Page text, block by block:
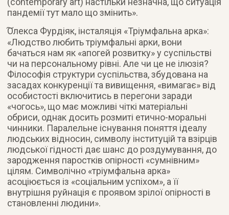
пандемії тут мало що змінить».
͠Олекса Фурдіяк, інсталяція «Тріумфальна арка»:
«Людство любить тріумфальні арки, вони
бачаться нам як «апогей розвитку» у суспільстві
чи на персональному рівні. Але чи це не ілюзія?
Філософія структури суспільства, збудована на
засадах конкуренції та вивищення, «вимагає» від
особистості включитись в перегони заради
«чогось», що має можливі чіткі матеріальні
обриси, однак досить розмиті етично-моральні
чинники. Паралельне існування поняття ідеалу
людських відносин, символу інституцій та взірців
людської гідності дає шанс до роздумування, до
зародження паростків опірності «сумнівним»
цілям. Символічно «тріумфальна арка»
асоціюється із «соціальним успіхом», а її
внутрішня руйнація є проявом зрілої опірності в
становленні людини».